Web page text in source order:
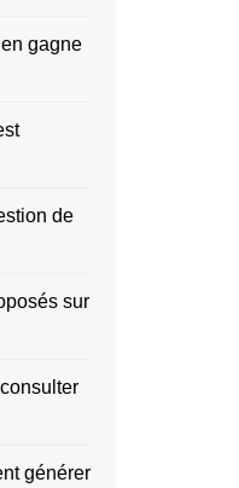
gagne
de
sur
générer